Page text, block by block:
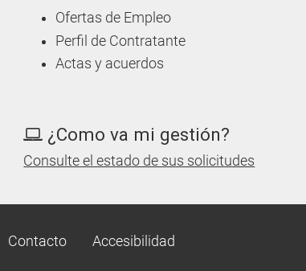
Ofertas de Empleo
Perfil de Contratante
Actas y acuerdos
¿Como va mi gestión?
Consulte el estado de sus solicitudes
Contacto Accesibilidad